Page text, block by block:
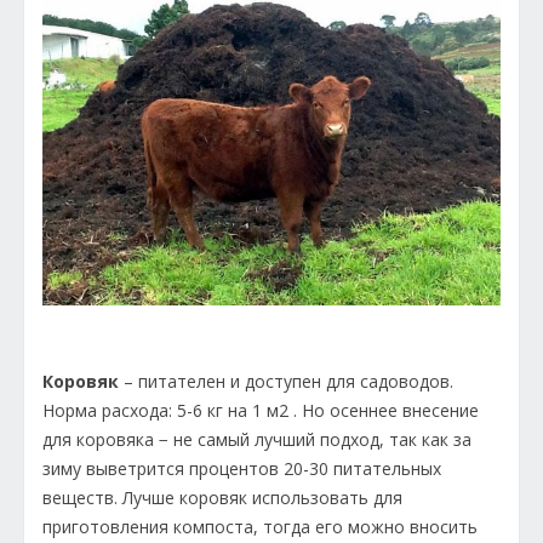
Коровяк – питателен и доступен для садоводов.
Норма расхода: 5-6 кг на 1 м2 . Но осеннее внесение
для коровяка − не самый лучший подход, так как за
зиму выветрится процентов 20-30 питательных
веществ. Лучше коровяк использовать для
приготовления компоста, тогда его можно вносить